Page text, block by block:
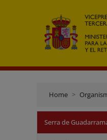
Home
Serra de